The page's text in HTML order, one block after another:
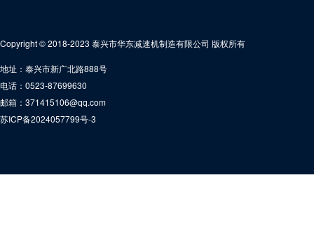
Copyright © 2018-2023 泰兴市华东减速机制造有限公司 版权所有
地址：泰兴市新广北路888号
电话：0523-87699630
邮箱：371415106@qq.com
苏ICP备2024057799号-3